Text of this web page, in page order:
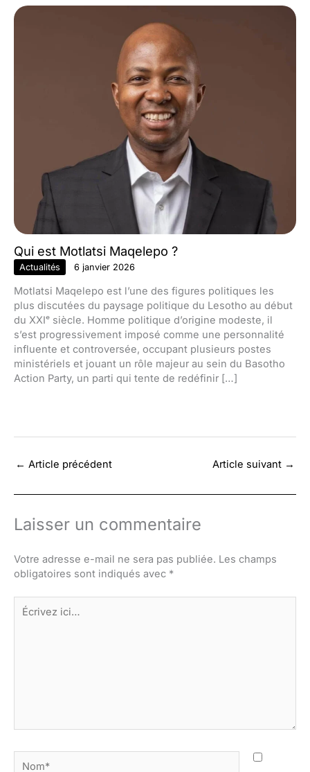
Qui est Motlatsi Maqelepo ?
Actualités 6 janvier 2026
Motlatsi Maqelepo est l’une des figures politiques les
plus discutées du paysage politique du Lesotho au début
du XXIᵉ siècle. Homme politique d’origine modeste, il
s’est progressivement imposé comme une personnalité
influente et controversée, occupant plusieurs postes
ministériels et jouant un rôle majeur au sein du Basotho
Action Party, un parti qui tente de redéfinir […]
← Article précédent Article suivant →
Laisser un commentaire
Votre adresse e-mail ne sera pas publiée. Les champs
obligatoires sont indiqués avec *
Écrivez
ici…